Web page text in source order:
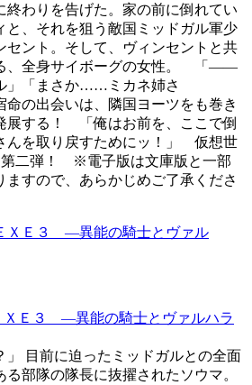
終わりを告げた。家の前に倒れてい
と、それを狙う敵国ミッドガル軍少
セント。そして、ヴィンセントと共
、全身サイボーグの女性。 「――
」「まさか……ミカネ姉さ
の出会いは、隣国ヨーツをも巻き
展する！ 「俺はお前を、ここで倒
を取り戻すためにッ！」 仮想世
第二弾！ ※電子版は文庫版と一部
ますので、あらかじめご了承くださ
ＸＥ３ ―異能の騎士とヴァルハラ
目前に迫ったミッドガルとの全面
部隊の隊長に抜擢されたソウマ。